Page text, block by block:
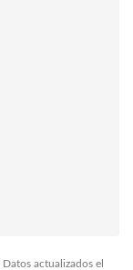
actualizados el